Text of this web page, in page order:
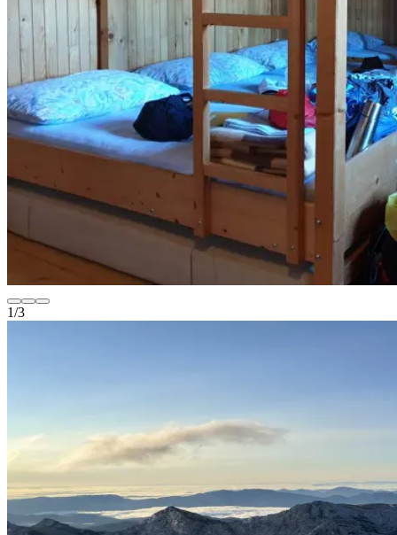
1/3